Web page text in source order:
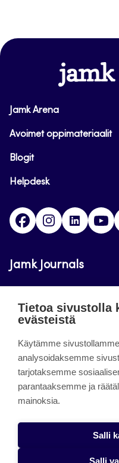
www.jamk.fi
Jamk Arena
Avoimet oppimateriaalit
Blogit
Helpdesk
FacebookInstagram
LinkedIn
Jamk Journals
luettavissa.
innovaatiotoimintaa.
About the site
Jamkin verkkolehdet
Saavutettavuusseloste
Tietosuojaseloste
Tietoa sivustolla
evästeistä
Käytämme
analysoidaksemme
tarjotaksemme
parantaaksemme ja
mainoksia.
Salli
Salli